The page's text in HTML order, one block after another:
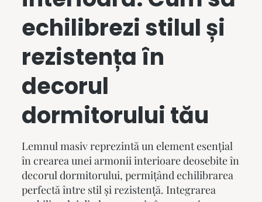
echilibrezi stilul și
rezistența în
decorul
dormitorului tău
Lemnul masiv reprezintă un element esențial
în crearea unei armonii interioare deosebite în
decorul dormitorului, permițând echilibrarea
perfectă între stil și rezistență. Integrarea